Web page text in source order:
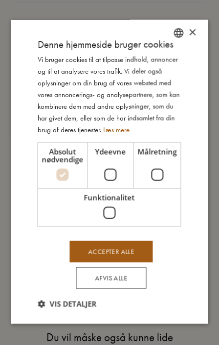
Andre kunder købte også
Du vil måske også kunne lide
DANISH
GERMAN
×
Denne hjemmeside bruger cookies
Vi bruger cookies til at tilpasse indhold, annoncer
og til at analysere vores trafik. Vi deler også
oplysninger om din brug af vores websted med
vores annoncerings- og analysepartnere, som kan
kombinere dem med andre oplysninger, som du
har givet dem, eller som de har indsamlet fra din
brug af deres tjenester. Læs mere
Absolut
nødvendige
Ydeevne Målretning
Funktionalitet
ACCEPTER ALLE
AFVIS ALLE
VIS DETALJER